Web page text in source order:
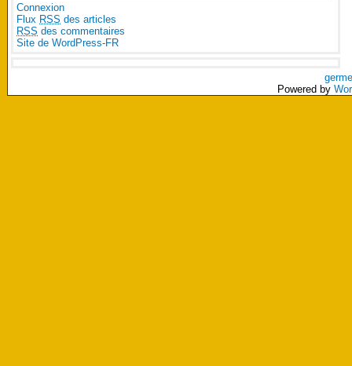
Connexion
Flux RSS des articles
RSS des commentaires
Site de WordPress-FR
Powered by